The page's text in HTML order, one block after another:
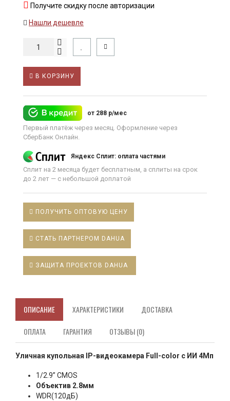
Получите скидку после авторизации
Нашли дешевле
В КОРЗИНУ
от 288 р/мес
Первый платёж через месяц. Оформление через
СберБанк Онлайн.
Яндекс Сплит: оплата частями
Сплит на 2 месяца будет бесплатным, а сплиты на срок
до 2 лет — с небольшой доплатой
ПОЛУЧИТЬ ОПТОВУЮ ЦЕНУ
СТАТЬ ПАРТНЕРОМ DAHUA
ЗАЩИТА ПРОЕКТОВ DAHUA
ОПИСАНИЕ ХАРАКТЕРИСТИКИ ДОСТАВКА
ОПЛАТА ГАРАНТИЯ ОТЗЫВЫ (0)
Уличная купольная IP-видеокамера Full-color с ИИ 4Мп
1/2.9” CMOS
Объектив 2.8мм
WDR(120дБ)